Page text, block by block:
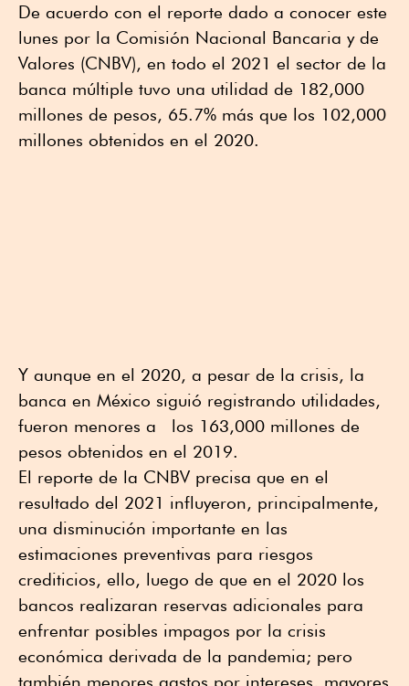
De acuerdo con el reporte dado a conocer este
lunes por la Comisión Nacional Bancaria y de
Valores (CNBV), en todo el 2021 el sector de la
banca múltiple tuvo una utilidad de 182,000
millones de pesos, 65.7% más que los 102,000
millones obtenidos en el 2020.
Y aunque en el 2020, a pesar de la crisis, la
banca en México siguió registrando utilidades,
fueron menores a los 163,000 millones de
pesos obtenidos en el 2019.
El reporte de la CNBV precisa que en el
resultado del 2021 influyeron, principalmente,
una disminución importante en las
estimaciones preventivas para riesgos
crediticios, ello, luego de que en el 2020 los
bancos realizaran reservas adicionales para
enfrentar posibles impagos por la crisis
económica derivada de la pandemia; pero
también menores gastos por intereses, mayores